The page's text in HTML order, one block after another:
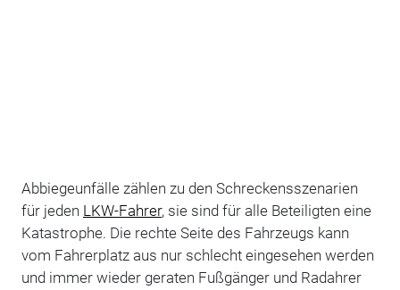
Abbiegeunfälle zählen zu den Schreckensszenarien
für jeden LKW-Fahrer, sie sind für alle Beteiligten eine
Katastrophe. Die rechte Seite des Fahrzeugs kann
vom Fahrerplatz aus nur schlecht eingesehen werden
und immer wieder geraten Fußgänger und Radahrer